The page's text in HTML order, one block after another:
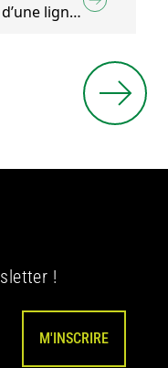
ligne
!
M'INSCRIRE